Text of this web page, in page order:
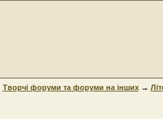
Творчі форуми та форуми на інших→